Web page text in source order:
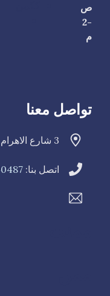
ص
-2
م
تواصل معنا
3 شارع الاهرام -الجيزة
اتصل بنا: